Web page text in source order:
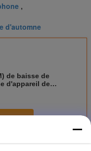
,
d'automne
de baisse de
d'appareil de
laboratoire